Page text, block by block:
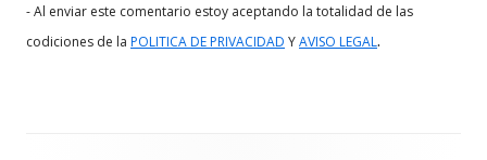
- Al enviar este comentario estoy aceptando la totalidad de las
codiciones de la POLITICA DE PRIVACIDAD YAVISO LEGAL.